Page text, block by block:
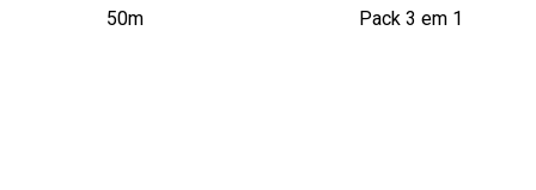
50m Pack 3 em 1